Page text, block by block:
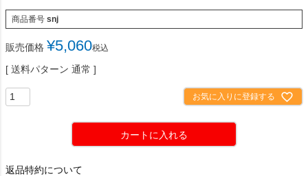
商品番号 snj
販売価格 ¥5,060税込
送料パターン 通常
お気に入りに登録する
カートに入れる
返品特約について